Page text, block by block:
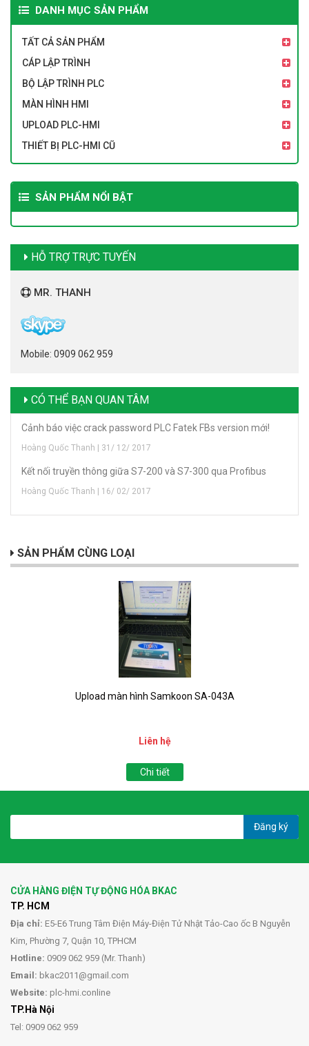
DANH MỤC SẢN PHẨM
TẤT CẢ SẢN PHẨM
CÁP LẬP TRÌNH
BỘ LẬP TRÌNH PLC
MÀN HÌNH HMI
UPLOAD PLC-HMI
THIẾT BỊ PLC-HMI CŨ
SẢN PHẨM NỔI BẬT
HỖ TRỢ TRỰC TUYẾN
MR. THANH
Mobile: 0909 062 959
CÓ THỂ BẠN QUAN TÂM
Cảnh báo việc crack password PLC Fatek FBs version mới!
Hoàng Quốc Thanh | 31/ 12/ 2017
Kết nối truyền thông giữa S7-200 và S7-300 qua Profibus
Hoàng Quốc Thanh | 16/ 02/ 2017
SẢN PHẨM CÙNG LOẠI
Upload màn hình Samkoon SA-043A
Liên hệ
Chi tiết
Đăng ký
CỬA HÀNG ĐIỆN TỰ ĐỘNG HÓA BKAC
TP. HCM
Địa chỉ: E5-E6 Trung Tâm Điện Máy-Điện Tử Nhật Tảo-Cao ốc B Nguyễn
Kim, Phường 7, Quận 10, TPHCM
Hotline: 0909 062 959 (Mr. Thanh)
Email: bkac2011@gmail.com
Website: plc-hmi.conline
TP.Hà Nội
Tel: 0909 062 959